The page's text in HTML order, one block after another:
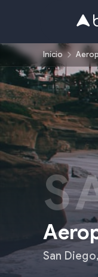
Início
San Diego,